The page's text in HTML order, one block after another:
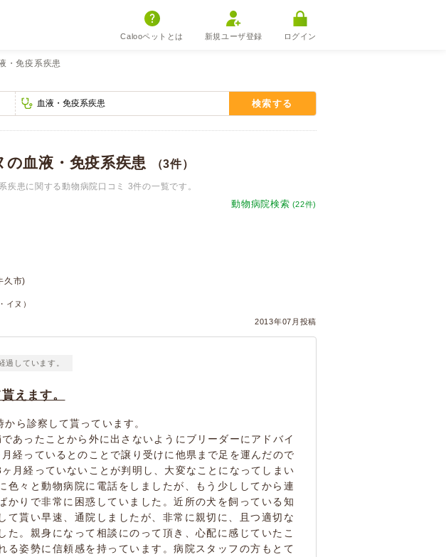
Calooペットとは 新規ユーザ登録 ログイン
・免疫系疾患
検索する
血液・免疫系疾患 （3件）
疾患に関する動物病院口コミ 3件の一覧です。
動物病院検索 (22件)
久市)
イヌ）
2013年07月投稿
過しています。
えます。
ら診察して貰っています。
あったことから外に出さないようにブリーダーにアドバイ
経っているとのことで譲り受けに他県まで足を運んだので
月経っていないことが判明し、大変なことになってしまい
色々と動物病院に電話をしましたが、もう少ししてから連
かりで非常に困惑していました。近所の犬を飼っている知
て貰い早速、通院しましたが、非常に親切に、且つ適切な
た。親身になって相談にのって頂き、心配に感じていたこ
る姿勢に信頼感を持っています。病院スタッフの方もとて
(3)
(1)
(1)
(8)
(7)
(10)
(0)
(0)
(0)
(0)
(0)
疾患 (10)
経系疾患 (7)
系疾患 (14)
・すい臓系疾患